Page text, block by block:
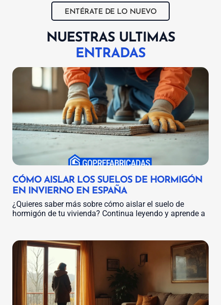
ENTÉRATE DE LO NUEVO
NUESTRAS ULTIMAS
ENTRADAS
CÓMO AISLAR LOS SUELOS DE HORMIGÓN
EN INVIERNO EN ESPAÑA
¿Quieres saber más sobre cómo aislar el suelo de
hormigón de tu vivienda? Continua leyendo y aprende a